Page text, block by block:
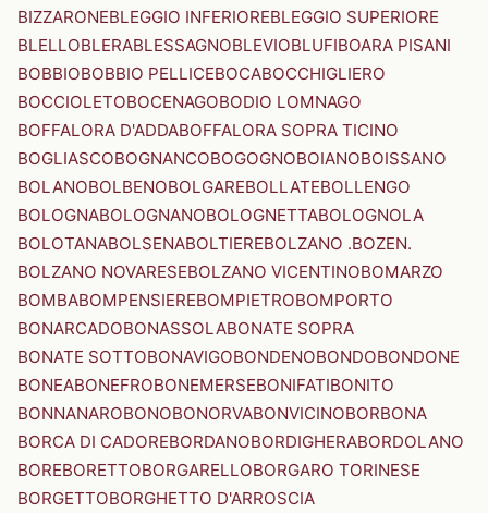
BIZZARONEBLEGGIO INFERIOREBLEGGIO SUPERIORE
BLELLOBLERABLESSAGNOBLEVIOBLUFIBOARA PISANI
BOBBIOBOBBIO PELLICEBOCABOCCHIGLIERO
BOCCIOLETOBOCENAGOBODIO LOMNAGO
BOFFALORA D'ADDABOFFALORA SOPRA TICINO
BOGLIASCOBOGNANCOBOGOGNOBOIANOBOISSANO
BOLANOBOLBENOBOLGAREBOLLATEBOLLENGO
BOLOGNABOLOGNANOBOLOGNETTABOLOGNOLA
BOLOTANABOLSENABOLTIEREBOLZANO .BOZEN.
BOLZANO NOVARESEBOLZANO VICENTINOBOMARZO
BOMBABOMPENSIEREBOMPIETROBOMPORTO
BONARCADOBONASSOLABONATE SOPRA
BONATE SOTTOBONAVIGOBONDENOBONDOBONDONE
BONEABONEFROBONEMERSEBONIFATIBONITO
BONNANAROBONOBONORVABONVICINOBORBONA
BORCA DI CADOREBORDANOBORDIGHERABORDOLANO
BOREBORETTOBORGARELLOBORGARO TORINESE
BORGETTOBORGHETTO D'ARROSCIA